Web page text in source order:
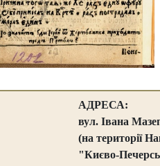
АДРЕСА:
вул. Івана
(на території
"Києво-